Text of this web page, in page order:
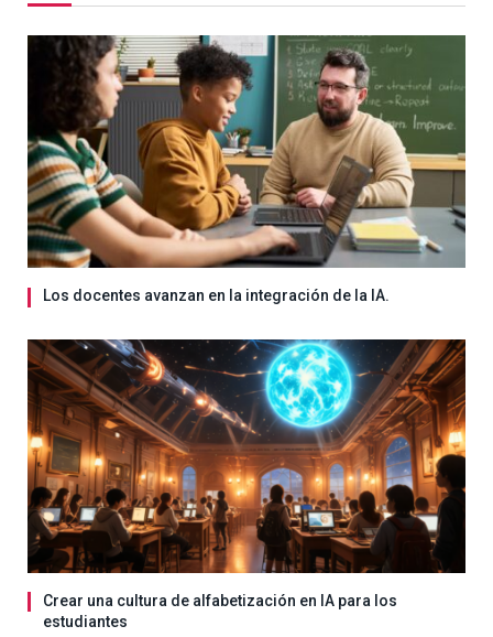
Los docentes avanzan en la integración de la IA.
Crear una cultura de alfabetización en IA para los
estudiantes